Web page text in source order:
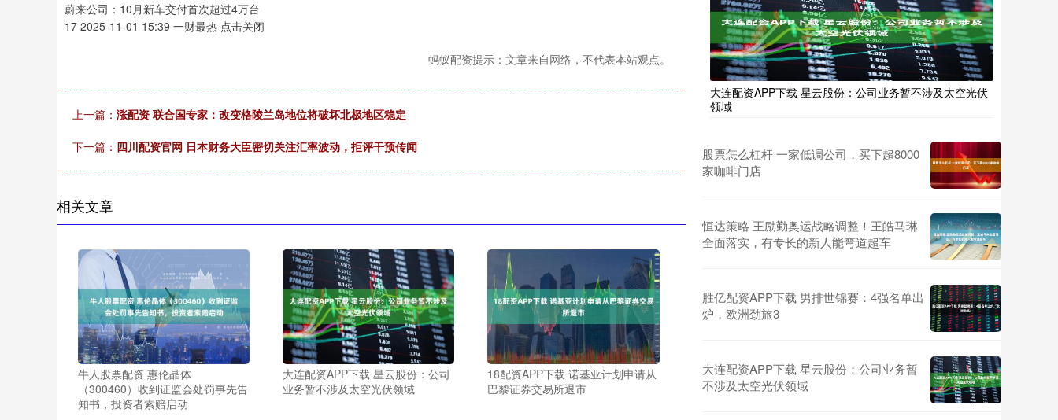
蔚来公司：10月新车交付首次超过4万台
17 2025-11-01 15:39 一财最热 点击关闭
蚂蚁配资提示：文章来自网络，不代表本站观点。
上一篇： 涨配资 联合国专家：改变格陵兰岛地位将破坏北极地区稳定
下一篇： 四川配资官网 日本财务大臣密切关注汇率波动，拒评干预传闻
相关文章
牛人股票配资 惠伦晶体
（300460）收到证监会处罚事先告
知书，投资者索赔启动
大连配资APP下载 星云股份：公司
业务暂不涉及太空光伏领域
18配资APP下载 诺基亚计划申请从
巴黎证券交易所退市
大连配资APP下载 星云股份：公司业务暂不涉及太空光伏
领域
股票怎么杠杆 一家低调公司，买下超8000
家咖啡门店
恒达策略 王励勤奥运战略调整！王皓马琳
全面落实，有专长的新人能弯道超车
胜亿配资APP下载 男排世锦赛：4强名单出
炉，欧洲劲旅3
大连配资APP下载 星云股份：公司业务暂
不涉及太空光伏领域